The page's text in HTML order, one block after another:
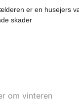
er en husejers
skader